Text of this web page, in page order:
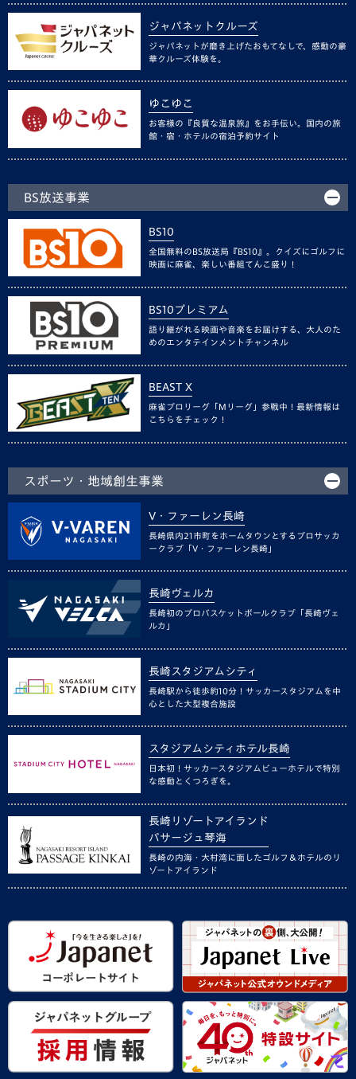
ジャパネットクルーズ
ジャパネットが磨き上げたおもてなしで、感動の豪
華クルーズ体験を。
ゆこゆこ
お客様の『良質な温泉旅』をお手伝い。国内の旅
館・宿・ホテルの宿泊予約サイト
BS放送事業
BS10
全国無料のBS放送局『BS10』。クイズにゴルフに
映画に麻雀、楽しい番組てんこ盛り！
BS10プレミアム
語り継がれる映画や音楽をお届けする、大人のた
めのエンタテインメントチャンネル
BEAST X
麻雀プロリーグ「Mリーグ」参戦中！最新情報は
こちらをチェック！
スポーツ・地域創生事業
V・ファーレン長崎
長崎県内21市町をホームタウンとするプロサッカ
ークラブ「V・ファーレン長崎」
長崎ヴェルカ
長崎初のプロバスケットボールクラブ「長崎ヴェ
ルカ」
長崎スタジアムシティ
長崎駅から徒歩約10分！サッカースタジアムを中
心とした大型複合施設
スタジアムシティホテル長崎
日本初！サッカースタジアムビューホテルで特別
な感動とくつろぎを。
長崎リゾートアイランド
パサージュ琴海
長崎の内海・大村湾に面したゴルフ＆ホテルのリ
ゾートアイランド